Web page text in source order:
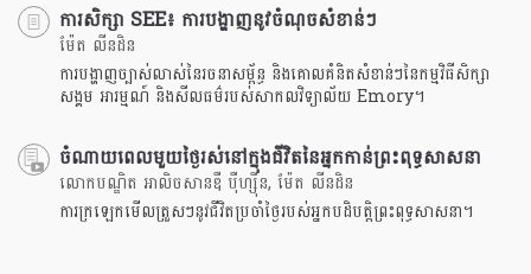
ការសិក្សា SEE៖ ការបង្ហាញនូវចំណុចសំខាន់ៗ
ម៉ែត លីនដិន
ការបង្ហាញច្បាស់លាស់នៃរចនាសម្ព័ន្ធ និងគោលគំនិតសំខាន់ៗនៃកម្មវិធីសិក្សា
សង្គម អារម្មណ៍ និងសីលធម៌របស់សាកលវិទ្យាល័យ Emory។
ចំណាយពេលមួយថ្ងៃរស់នៅក្នុងជីវិតនៃអ្នកកាន់ព្រះពុទ្ធសាសនា
លោកបណ្ឌិត អាលិចសានឌឺ បុឺហ្សុីន, ម៉ែត លីនដិន
ការក្រឡេកមើលត្រួសៗនូវជីវិតប្រចាំថ្ងៃរបស់អ្នកបដិបត្តិព្រះពុទ្ធសាសនា។